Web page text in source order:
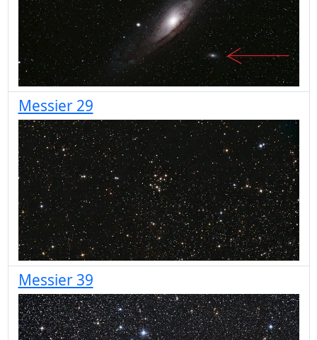
Messier 29
Messier 39